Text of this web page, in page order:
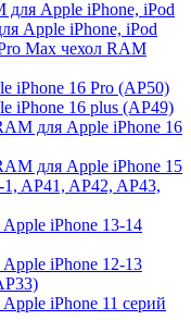
Apple iPhone, iPod
Max чехол RAM
iPhone 16 Pro (AP50)
iPhone 16 plus (AP49)
для Apple iPhone 16
для Apple iPhone 15
AP41, AP42, AP43,
iPhone 13-14
iPhone 12-13
iPhone 11 серий